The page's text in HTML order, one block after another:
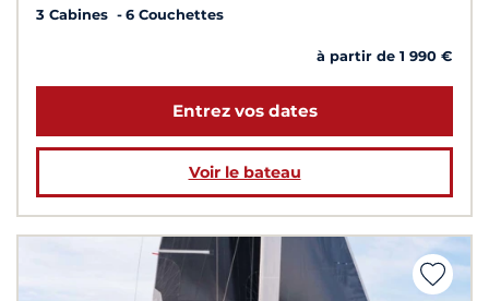
3 Cabines
6 Couchettes
à partir de 1 990 €
Entrez vos dates
Voir le bateau